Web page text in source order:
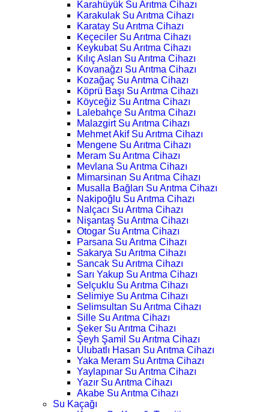
Karahüyük Su Arıtma Cihazı
Karakulak Su Arıtma Cihazı
Karatay Su Arıtma Cihazı
Keçeciler Su Arıtma Cihazı
Keykubat Su Arıtma Cihazı
Kılıç Aslan Su Arıtma Cihazı
Kovanağzı Su Arıtma Cihazı
Kozağaç Su Arıtma Cihazı
Köprü Başı Su Arıtma Cihazı
Köyceğiz Su Arıtma Cihazı
Lalebahçe Su Arıtma Cihazı
Malazgirt Su Arıtma Cihazı
Mehmet Akif Su Arıtma Cihazı
Mengene Su Arıtma Cihazı
Meram Su Arıtma Cihazı
Mevlana Su Arıtma Cihazı
Mimarsinan Su Arıtma Cihazı
Musalla Bağları Su Arıtma Cihazı
Nakipoğlu Su Arıtma Cihazı
Nalçacı Su Arıtma Cihazı
Nişantaş Su Arıtma Cihazı
Otogar Su Arıtma Cihazı
Parsana Su Arıtma Cihazı
Sakarya Su Arıtma Cihazı
Sancak Su Arıtma Cihazı
Sarı Yakup Su Arıtma Cihazı
Selçuklu Su Arıtma Cihazı
Selimiye Su Arıtma Cihazı
Selimsultan Su Arıtma Cihazı
Sille Su Arıtma Cihazı
Şeker Su Arıtma Cihazı
Şeyh Şamil Su Arıtma Cihazı
Ulubatlı Hasan Su Arıtma Cihazı
Yaka Meram Su Arıtma Cihazı
Yaylapınar Su Arıtma Cihazı
Yazır Su Arıtma Cihazı
Akabe Su Arıtma Cihazı
Su Kaçağı